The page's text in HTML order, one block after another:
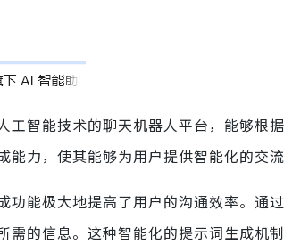
工智能技术的聊天机器人平台，能够根
能力，使其能够为用户提供智能化的交流
功能极大地提高了用户的沟通效率。通
需的信息。这种智能化的提示词生成机